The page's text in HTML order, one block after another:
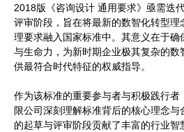
2018版《咨询设计 通用要求》亟需迭
评审阶段，旨在将最新的数智化转型
理要求融入国家标准中。其意义在于确
与生命力，为新时期企业极其复杂的数
供最符合时代特征的权威指导。
作为该标准的重要参与者与积极践行
限公司深刻理解标准背后的核心理念
的起草与评审阶段贡献了丰富的行业